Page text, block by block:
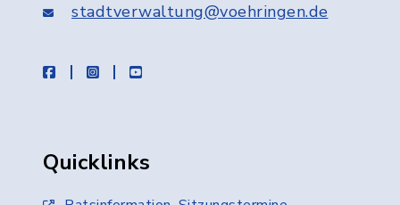
stadtverwaltung@voehringen.de
facebookinstagramyoutube
Quicklinks